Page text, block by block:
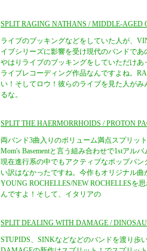
SPLIT RAGING NATHANS / MIDDLE-AGED
ライブのブッキングなどをしていた人が、
イブシリーズに影響を受け現代のバンドであ
やはりライブのブッキングをしていただけ
ライブレコーディング作品なんですよね。
い！そしてロウ！彼らのライブを見た人が
るな。
SPLIT THE HAERMORRHOIDS / PROTON
両バンド3曲入りのボリューム満点スプリッ
Mom's Basementと言う組み合わせで1stアル
現在進行系の中でもアクティブなポップパ
い訳はなかったですね。今作もオリジナル
YOUNG ROCHELLES/NEW ROCHELLESを
んですよ！そして、イタリアの
SPLIT DEALING WITH DAMAGE /
STUPIDS、SINKなどなどのバンドを渡り歩